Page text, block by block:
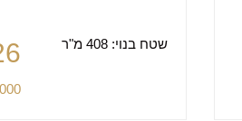
שטח בנוי: 408 מ"ר